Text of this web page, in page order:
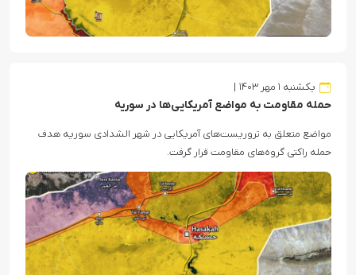
یکشنبه ۱ مهر ۱۴۰۳
حمله مقاومت به مواضع آمریکایی‌ها در سوریه
مواضع متعلق به تروریست‌های آمریکایی در شهر الشدادی سوریه هدف
حمله راکتی گروه‌های مقاومت قرار گرفت.